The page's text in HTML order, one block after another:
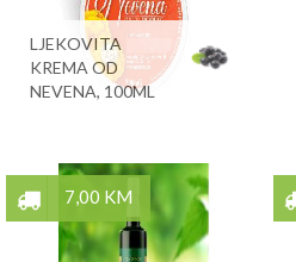
LJEKOVITA
KREMA OD
NEVENA, 100ML
7,00 KM